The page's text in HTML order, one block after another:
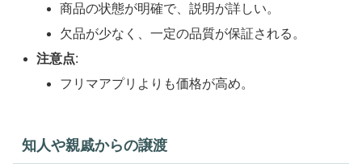
商品の状態が明確で、説明が詳しい。
欠品が少なく、一定の品質が保証される。
注意点:
フリマアプリよりも価格が高め。
知人や親戚からの譲渡